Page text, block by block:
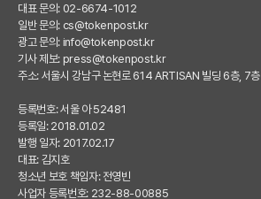
대표 문의: 02-6674-1012
일반 문의: cs@tokenpost.kr
광고 문의: info@tokenpost.kr
기사 제보: press@tokenpost.kr
주소: 서울시 강남구 논현로 614 ARTISAN 빌딩 6층, 7층
등록번호: 서울 아 52481
등록일: 2018.01.02
발행 일자: 2017.02.17
대표: 김지호
청소년 보호 책임자: 전영빈
사업자 등록번호: 232-88-00885